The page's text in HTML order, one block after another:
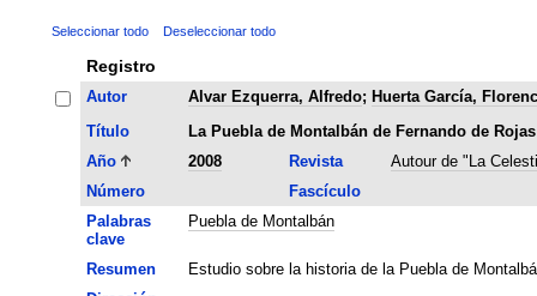
Seleccionar todo Deseleccionar todo
Registro
Autor Alvar Ezquerra, Alfredo; Huerta García,
Título
La Puebla de Montalbán de Fernando de Rojas
Año
2008 Revista
Autour de "La
Número
Fascículo
Palabras
clave
Puebla de Montalbán
Resumen
Estudio sobre la historia de la Puebla de